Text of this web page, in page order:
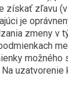
získať zľavu
je
zmeny v